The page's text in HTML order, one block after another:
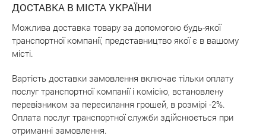
ДОСТАВКА В МІСТА УКРАЇНИ
Можлива доставка товару за допомогою будь-якої
транспортної компанії, представництво якої є в вашому
місті.
Вартість доставки замовлення включає тільки оплату
послуг транспортної компанії і комісію, встановлену
перевізником за пересилання грошей, в розмірі -2%.
Оплата послуг транспортної служби здійснюється при
отриманні замовлення.